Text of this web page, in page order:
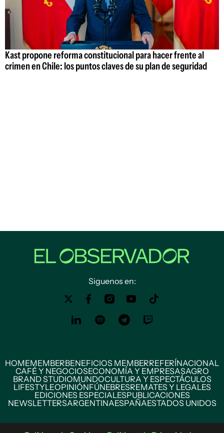
Kast propone reforma constitucional para hacer frente al
crimen en Chile: los puntos claves de su plan de seguridad
Siguenos en:
HOMEMEMBERBENEFICIOS MEMBERREFERÍNACIONAL
CAFÉ Y NEGOCIOSECONOMÍA Y EMPRESASAGRO
BRAND STUDIOMUNDOCULTURA Y ESPECTÁCULOS
LIFESTYLEOPINIÓNFÚNEBRESREMATES Y LEGALES
EDICIONES ESPECIALESPUBLICACIONES
NEWSLETTERSARGENTINAESPAÑAESTADOS UNIDOS